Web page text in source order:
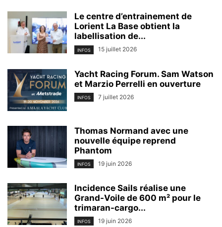
Le centre d’entrainement de
Lorient La Base obtient la
labellisation de...
INFOS 15 juillet 2026
Yacht Racing Forum. Sam Watson
et Marzio Perrelli en ouverture
INFOS 7 juillet 2026
Thomas Normand avec une
nouvelle équipe reprend
Phantom
INFOS 19 juin 2026
Incidence Sails réalise une
Grand-Voile de 600 m² pour le
trimaran-cargo...
INFOS 19 juin 2026